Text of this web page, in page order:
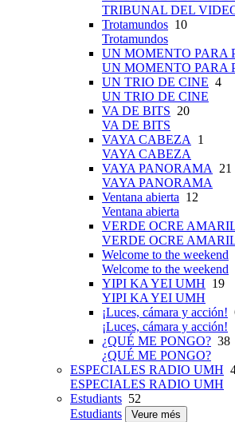
TRIBUNAL DEL
Trotamundos 10
Trotamundos
UN MOMENTO PARA
UN MOMENTO PARA
UN TRIO DE CINE 4
UN TRIO DE CINE
VA DE BITS 20
VA DE BITS
VAYA CABEZA
1
VAYA CABEZA
VAYA PANORAMA
21
VAYA PANORAMA
Ventana abierta 12
Ventana abierta
VERDE OCRE
VERDE OCRE
Welcome to the weekend
Welcome to the weekend
YIPI KA YEI UMH 19
YIPI KA YEI UMH
¡Luces, cámara y acción!
¡Luces, cámara y acción!
¿QUÉ ME PONGO? 38
¿QUÉ ME PONGO?
ESPECIALES RADIO UMH
ESPECIALES RADIO UMH
Estudiants 52
Estudiants
Veure més